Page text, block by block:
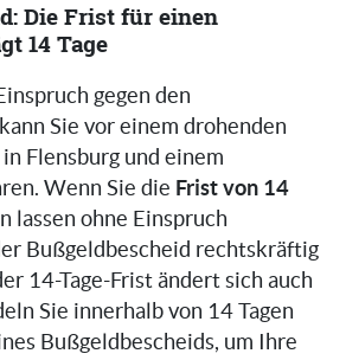
Die Frist für einen
14 Tage
gegen den
Sie vor einem drohenden
Flensburg und einem
Wenn Sie die Frist von 14
lassen ohne Einspruch
Bußgeldbescheid rechtskräftig
14-Tage-Frist ändert sich auch
Sie innerhalb von 14 Tagen
Bußgeldbescheids, um Ihre